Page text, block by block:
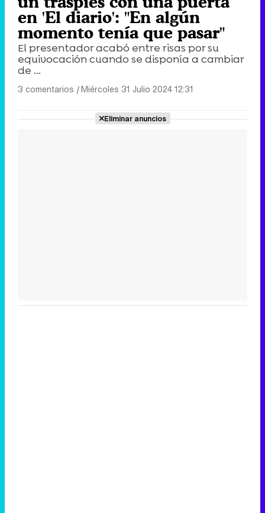
en 'El diario': "En algún
momento tenía que pasar"
El presentador acabó entre risas por su
equivocación cuando se disponía a cambiar
de ...
3 comentarios |Miércoles 31 Julio 2024 12:31
Eliminar anuncios